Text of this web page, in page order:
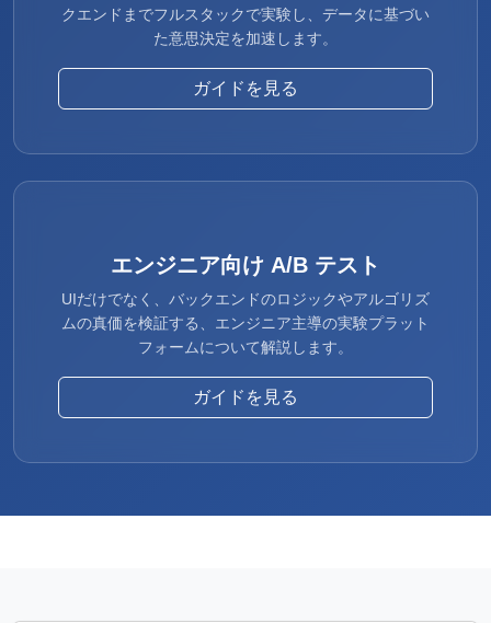
クエンドまでフルスタックで実験し、データに基づい
た意思決定を加速します。
ガイドを見る
エンジニア向け A/B テスト
UIだけでなく、バックエンドのロジックやアルゴリズ
ムの真価を検証する、エンジニア主導の実験プラット
フォームについて解説します。
ガイドを見る